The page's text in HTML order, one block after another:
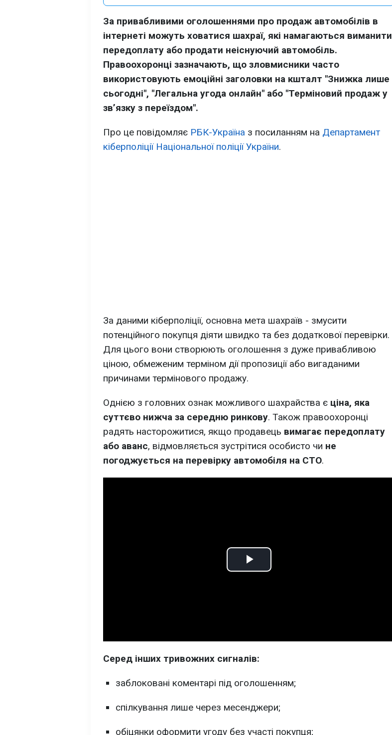
За привабливими оголошеннями про продаж автомобілів в
інтернеті можуть ховатися шахраї, які намагаються виманити
передоплату або продати неіснуючий автомобіль.
Правоохоронці зазначають, що зловмисники часто
використовують емоційні заголовки на кшталт "Знижка лише
сьогодні", "Легальна угода онлайн" або "Терміновий продаж у
зв’язку з переїздом".
Про це повідомляє РБК-Україна з посиланням на Департамент
кіберполіції Національної поліції України.
За даними кіберполіції, основна мета шахраїв - змусити
потенційного покупця діяти швидко та без додаткової перевірки.
Для цього вони створюють оголошення з дуже привабливою
ціною, обмеженим терміном дії пропозиції або вигаданими
причинами термінового продажу.
Однією з головних ознак можливого шахрайства є ціна, яка
суттєво нижча за середню ринкову. Також правоохоронці
радять насторожитися, якщо продавець вимагає передоплату
або аванс, відмовляється зустрітися особисто чи не
погоджується на перевірку автомобіля на СТО.
Play
Серед інших тривожних сигналів:
заблоковані коментарі під оголошенням;
спілкування лише через месенджери;
обіцянки оформити угоду без участі покупця;